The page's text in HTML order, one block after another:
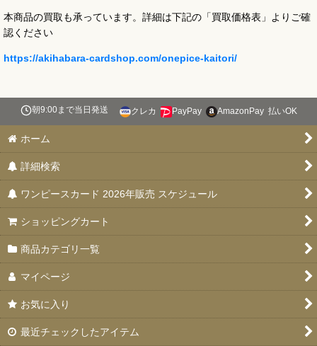
本商品の買取も承っています。詳細は下記の「買取価格表」よりご確
認ください
https://akihabara-cardshop.com/onepice-kaitori/
朝9:00まで当日発送 クレカ PayPay AmazonPay 払いOK
ホーム
詳細検索
ワンピースカード 2026年販売 スケジュール
ショッピングカート
商品カテゴリ一覧
マイページ
お気に入り
最近チェックしたアイテム